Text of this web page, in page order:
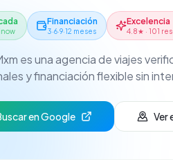
Financiación
3·6·9·12 meses
Excelencia
4.8★ · 101
es una agencia de viajes
y financiación flexible sin
en Google Ver